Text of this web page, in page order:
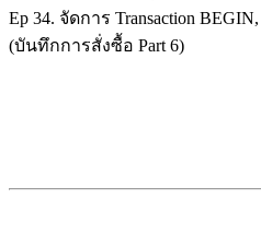
Ep 34. จัดการ ‎Transaction
(บันทึกการสั่งซื้อ Part 6)